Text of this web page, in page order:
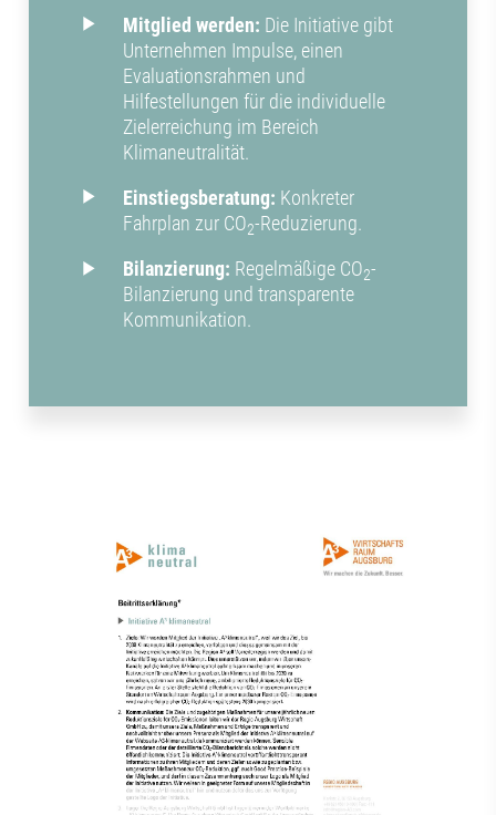
Mitglied werden: Die Initiative gibt
Unternehmen Impulse, einen
Evaluationsrahmen und
Hilfestellungen für die individuelle
Zielerreichung im Bereich
Klimaneutralität.
Einstiegsberatung: Konkreter
Fahrplan zur CO2-Reduzierung.
Bilanzierung: Regelmäßige CO2-
Bilanzierung und transparente
Kommunikation.